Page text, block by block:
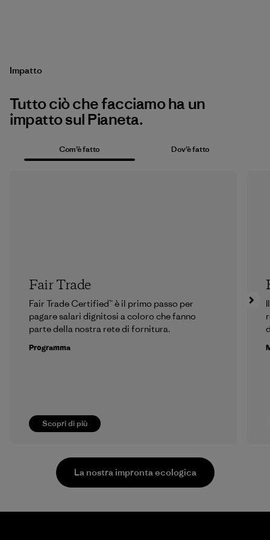
Impatto
Tutto ciò che facciamo ha un
impatto sul Pianeta.
Com’è fatto Dov’è fatto
Scopri di più
Fair Trade
Fair Trade Certified™ è il primo passo per
pagare salari dignitosi a coloro che fanno
parte della nostra rete di fornitura.
Programma
La nostra impronta ecologica